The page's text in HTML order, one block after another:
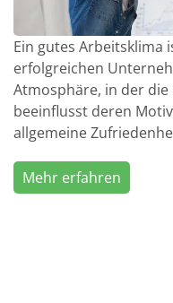
Ein gutes Arbeitsklima
erfolgreichen
Atmosphäre, in der
beeinflusst deren
allgemeine
Mehr erfahren